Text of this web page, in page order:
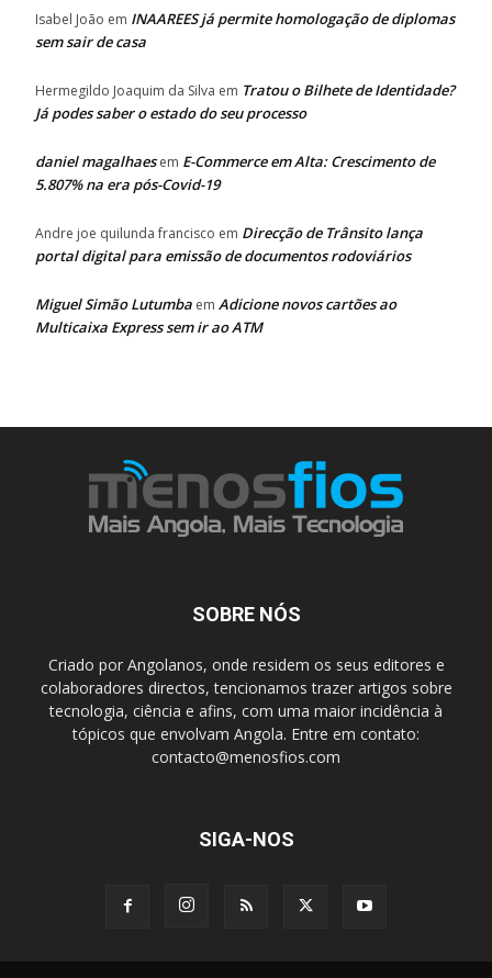
Isabel João em INAAREES já permite homologação de diplomas
sem sair de casa
Hermegildo Joaquim da Silva em Tratou o Bilhete de Identidade?
Já podes saber o estado do seu processo
daniel magalhaesem E-Commerce em Alta: Crescimento de
5.807% na era pós-Covid-19
Andre joe quilunda francisco em Direcção de Trânsito lança
portal digital para emissão de documentos rodoviários
Miguel Simão Lutumba em Adicione novos cartões ao
Multicaixa Express sem ir ao ATM
SOBRE NÓS
Criado por Angolanos, onde residem os seus editores e
colaboradores directos, tencionamos trazer artigos sobre
tecnologia, ciência e afins, com uma maior incidência à
tópicos que envolvam Angola. Entre em contato:
contacto@menosfios.com
SIGA-NOS